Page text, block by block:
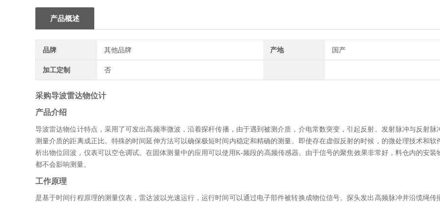
产品概述
品牌 其他品牌 产地 国产
加工定制 否
采购导波雷达物位计
产品介绍
导波雷达物位计特点 ，采用了可发出高频率微波，沿着探杆传播，由于遇到被测介质，介电常数突变，引起反射。 发射脉冲与反射脉
测量介质的距离成正比。特殊的时间延伸方法可以确保极短时间内稳定和精确的测量。即使存在虚假反射的时候，的微处理技术和软
析出物位回波，仪表可以空仓调试。在固体测量中的应用可以使用K-频段的高频传感器。由于信号的聚焦效果非常好，料仓内的安装
都不会影响测量。
工作原理
是基于时间行程原理的测量仪表，雷达波以光速运行，运行时间可以通过电子部件被转换成物位信号。探头发出高频脉冲并沿缆绳传